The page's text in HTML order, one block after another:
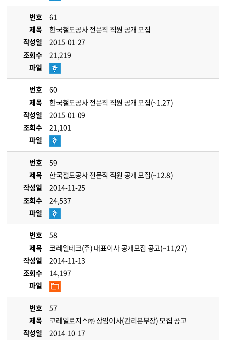
번호
61
제목
한국철도공사 전문직 직원 공개 모집
작성일
2015-01-27
조회수
21,219
파일
번호
60
제목
한국철도공사 전문직 직원 공개 모집(~1.27)
작성일
2015-01-09
조회수
21,101
파일
번호
59
제목
한국철도공사 전문직 직원 공개 모집(~12.8)
작성일
2014-11-25
조회수
24,537
파일
번호
58
제목
코레일테크(주) 대표이사 공개모집 공고(~11/27)
작성일
2014-11-13
조회수
14,197
파일
번호
57
제목
코레일로지스㈜ 상임이사(관리본부장) 모집 공고
작성일
2014-10-17